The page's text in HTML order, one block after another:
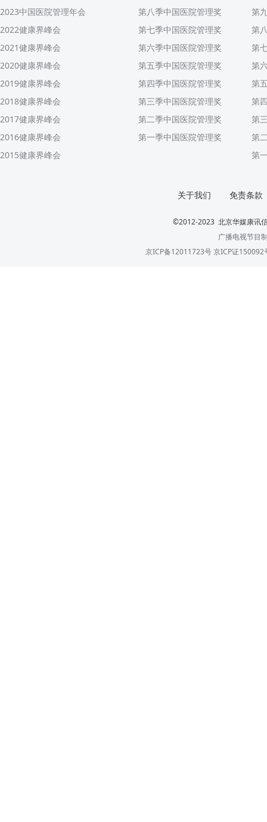
2023中国医院管理年会
2022健康界峰会
2021健康界峰会
2020健康界峰会
2019健康界峰会
2018健康界峰会
2017健康界峰会
2016健康界峰会
2015健康界峰会
第八季中国医院管理奖
第七季中国医院管理奖
第六季中国医院管理奖
第五季中国医院管理奖
第四季中国医院管理奖
第三季中国医院管理奖
第二季中国医院管理奖
第一季中国医院管理奖
第
第
第
第
第
第
第
第
第
关于我们 免责条款
©2012-2023 北京华媒康讯
广播电视节目
京ICP备12011723号 京ICP证150092